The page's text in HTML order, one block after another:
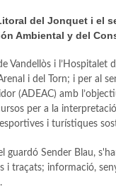
del Jonquet i el
Ambiental y del
Vandellòs i l’Hospitalet
i del Torn; i per al
(ADEAC) amb
per a la
i turístiques
guardó Sender Blau,
i traçats; informació,